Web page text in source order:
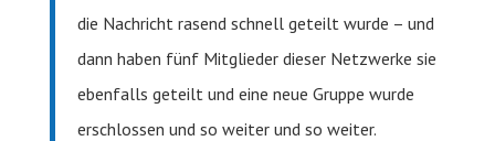
die Nachricht rasend schnell geteilt wurde – und
dann haben fünf Mitglieder dieser Netzwerke sie
ebenfalls geteilt und eine neue Gruppe wurde
erschlossen und so weiter und so weiter.